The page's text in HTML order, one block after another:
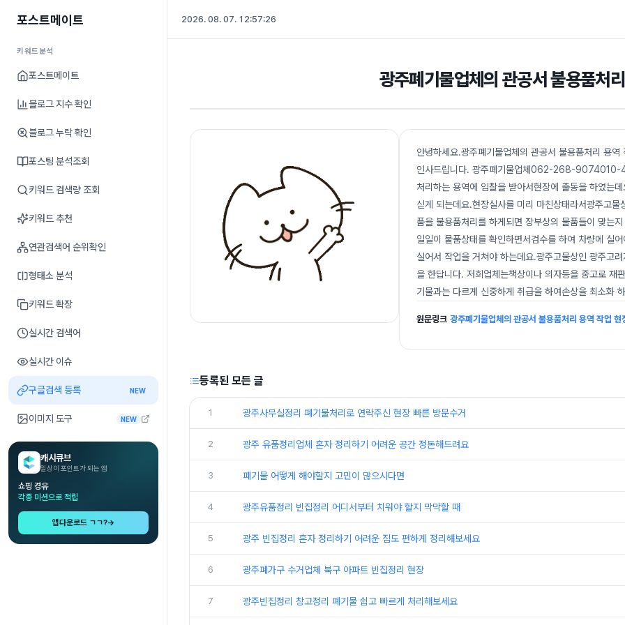
포스트메이트
키워드분석
포스트메이트
블로그 지수 확인
블로그 누락 확인
포스팅 분석조회
키워드 검색량 조회
키워드 추천
연관검색어 순위확인
형태소 분석
키워드 확장
실시간 검색어
실시간 이슈
구글검색 등록 NEW
이미지 도구 NEW
캐시큐브
일상이 포인트가 되는 앱
쇼핑 경유
각종 미션으로 적립
앱다운로드 ㄱㄱ?→
2026. 08. 07. 12:57:26
광주폐기물업체의 관공서 불용품처
안녕하세요.광주폐기물업체의 관공서 불용품처리 용
인사드립니다. 광주폐기물업체062-268-9074010-
처리하는 용역에 입찰을 받아서현장에 출동을 하였는
싣게 되는데요.현장실사를 미리 마친상태라서광주고
품을 불용품처리를 하게되면 장부상의 물품들이 맞는
일일이 물품상태를 확인하면서검수를 하여 차량에 실
실어서 작업을 거쳐야 하는데요.광주고물상인 광주고
을 한답니다. 저희업체는책상이나 의자등을 중고로 재
기물과는 다르게 신중하게 취급을 하여손상을 최소화
원문링크 광주폐기물업체의 관공서 불용품처리 용역 작업 현
등록된 모든 글
1 광주사무실정리 폐기물처리로 연락주신 현장 빠른 방문수거
2 광주 유품정리업체 혼자 정리하기 어려운 공간 정돈해드려요
3 폐기물 어떻게 해야할지 고민이 많으시다면
4 광주유품정리 빈집정리 어디서부터 치워야 할지 막막할 때
5 광주 빈집정리 혼자 정리하기 어려운 짐도 편하게 정리해보세요
6 광주폐가구 수거업체 북구 아파트 빈집정리 현장
7 광주빈집정리 창고정리 폐기물 쉽고 빠르게 처리해보세요